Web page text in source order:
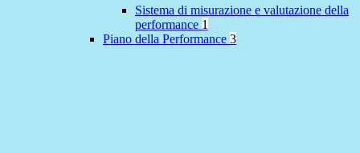
Sistema di misurazione e valutazione della
performance 1
Piano della Performance 3